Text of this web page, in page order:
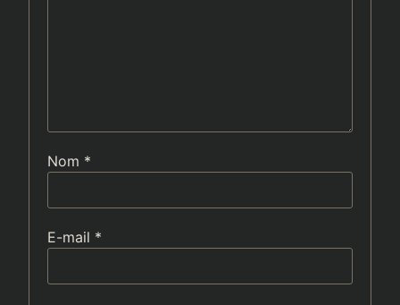
Nom *
E-mail *